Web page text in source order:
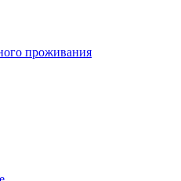
проживания